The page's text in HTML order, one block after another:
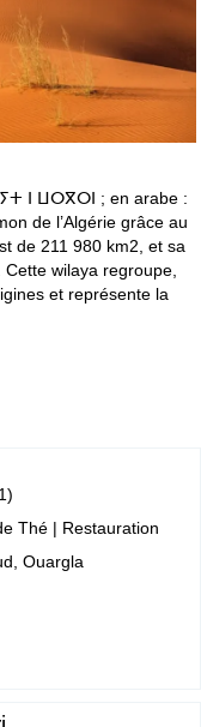
ⵏ ⵡⵔⴳⵔⵏ ; en arabe :
de 211 980 km2, et sa
wilaya regroupe,
et représente la
1
Thé | Restauration
Ouargla